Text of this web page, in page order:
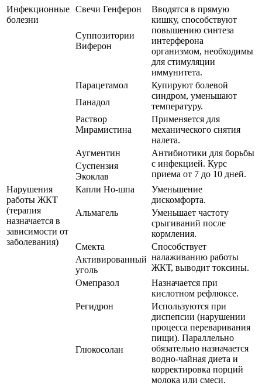
Инфекционные
болезни
Свечи Генферон
Вводятся в прямую
кишку, способствуют
повышению синтеза
интерферона
организмом, необходимы
для стимуляции
иммунитета.
Суппозитории
Виферон
Парацетамол
Купируют болевой
синдром, уменьшают
температуру.
Панадол
Раствор
Мирамистина
Применяется для
механического снятия
налета.
Аугментин
Антибиотики для борьбы
с инфекцией. Курс
приема от 7 до 10 дней.
Суспензия
Экоклав
Нарушения
работы ЖКТ
(терапия
назначается в
зависимости от
заболевания)
Капли Но-шпа
Уменьшение
дискомфорта.
Альмагель
Уменьшает частоту
срыгиваний после
кормления.
Смекта
Способствует
налаживанию работы
ЖКТ, выводит токсины.
Активированный
уголь
Омепразол
Назначается при
кислотном рефлюксе.
Регидрон
Используются при
диспепсии (нарушении
процесса переваривания
пищи). Параллельно
обязательно назначается
водно-чайная диета и
корректировка порций
молока или смеси.
Глюкосолан